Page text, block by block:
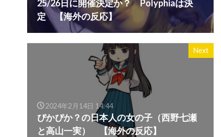
25/26日に開催決定か？ Polyphiaは決
定 【海外の反応】
Next
2024年2月14日 14:44
ぴかぴか？の日本人の女の子（西野七瀬
と高山一実） 【海外の反応】